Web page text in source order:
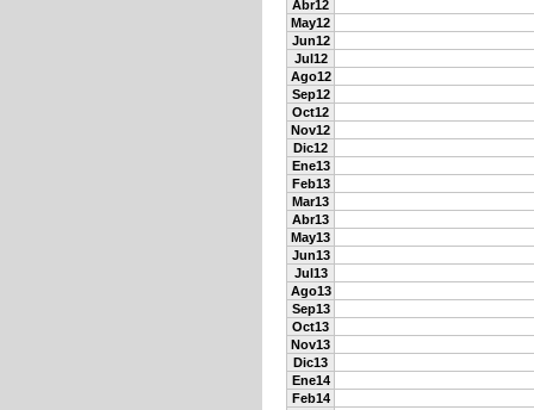
Abr12
May12
Jun12
Jul12
Ago12
Sep12
Oct12
Nov12
Dic12
Ene13
Feb13
Mar13
Abr13
May13
Jun13
Jul13
Ago13
Sep13
Oct13
Nov13
Dic13
Ene14
Feb14